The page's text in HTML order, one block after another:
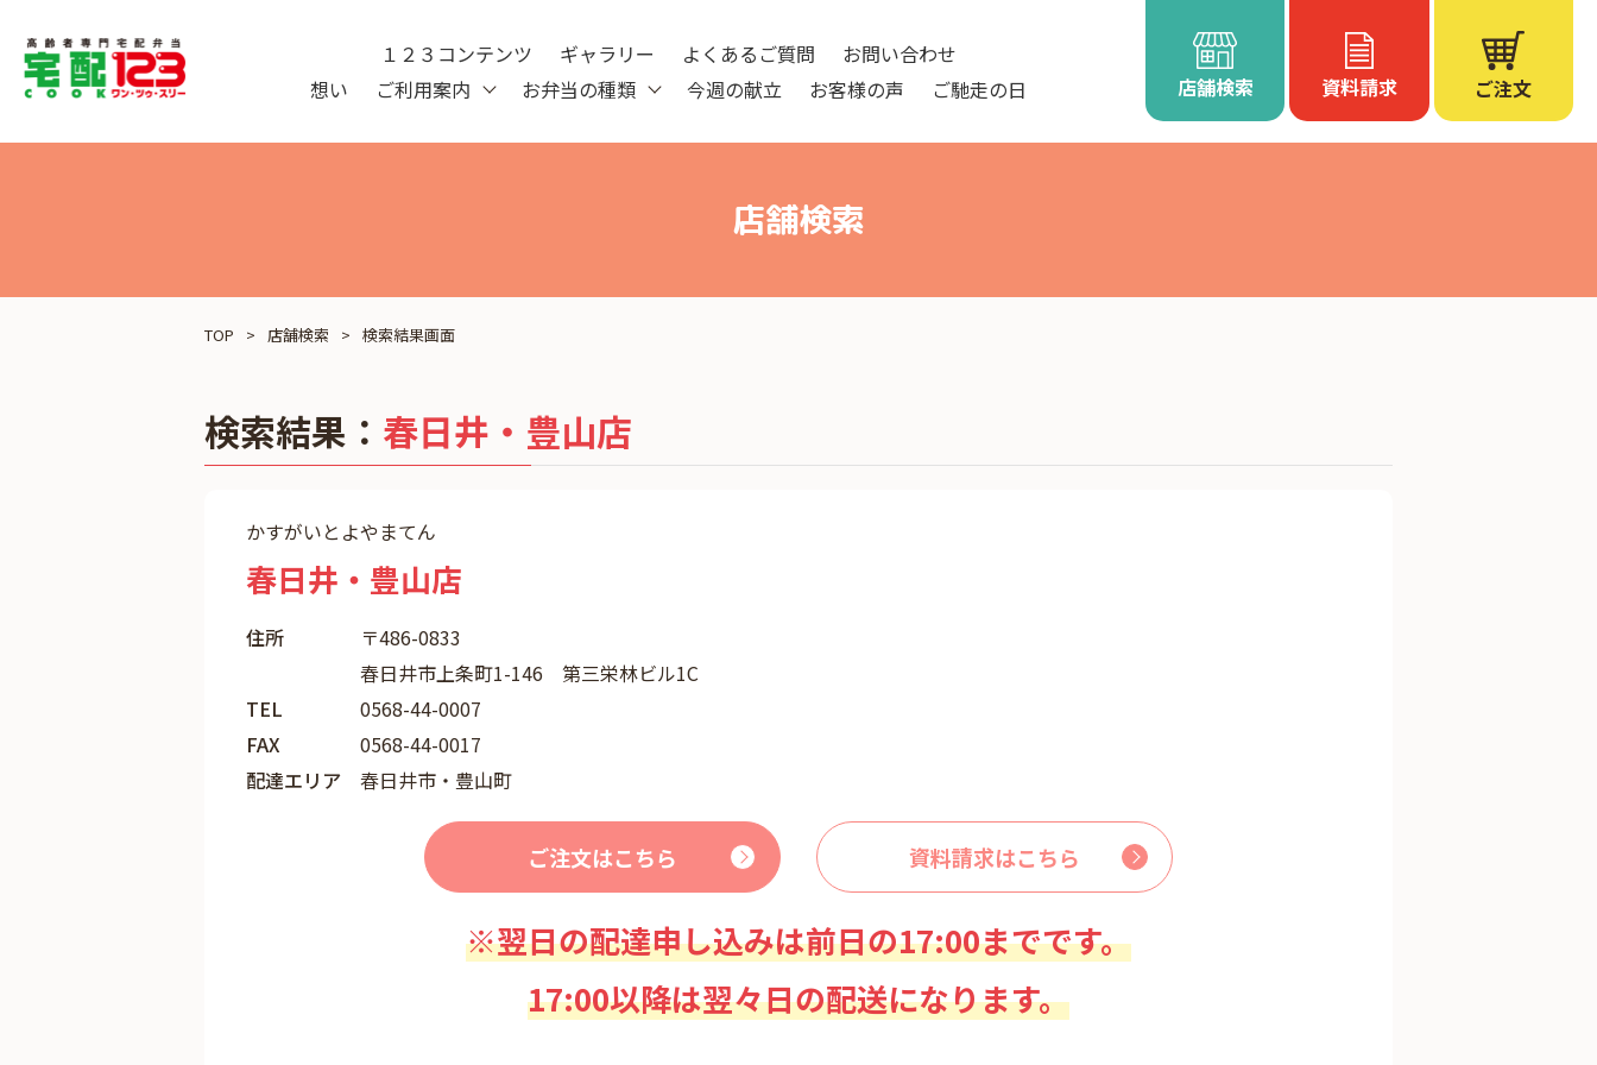
想い ご利用案内 お弁当の種類 今週の献立 お客様の声 ご馳走の日
１２３コンテンツ ギャラリー よくあるご質問
お問い合わせ
店舗検索
資料請求 ご注文
店舗検索
TOP 店舗検索 検索結果画面
検索結果： 春日井・豊山店
かすがいとよやまてん
春日井・豊山店
住所
〒486-0833
春日井市上条町1-146 第三栄林ビル1C
TEL
0568-44-0007
FAX
0568-44-0017
配達エリア
春日井市・豊山町
ご注文はこちら 資料請求はこちら
※翌日の配達申し込みは前日の17:00までです。
17:00以降は翌々日の配送になります。